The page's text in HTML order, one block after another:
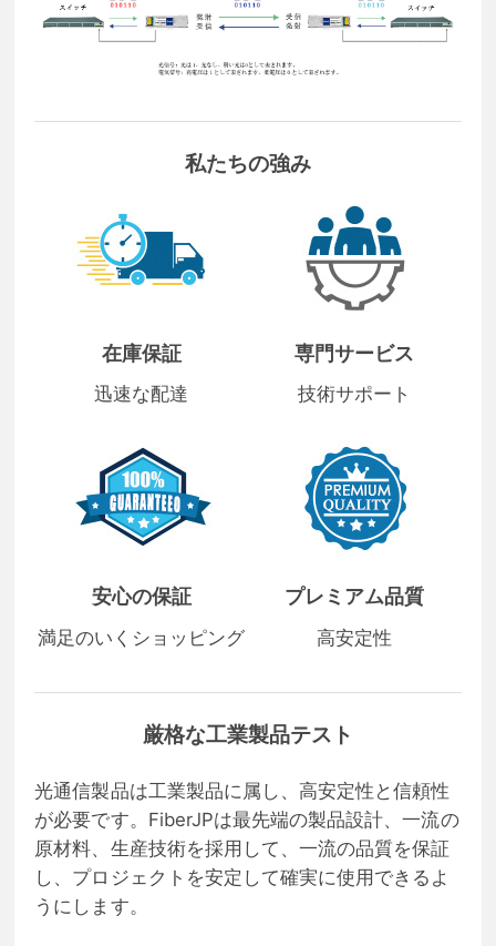
私たちの強み
在庫保証
迅速な配達
専門サービス
技術サポート
安心の保証
満足のいくショッピング
プレミアム品質
高安定性
厳格な工業製品テスト
光通信製品は工業製品に属し、高安定性と信頼性
が必要です。FiberJPは最先端の製品設計、一流の
原材料、生産技術を採用して、一流の品質を保証
し、プロジェクトを安定して確実に使用できるよ
うにします。